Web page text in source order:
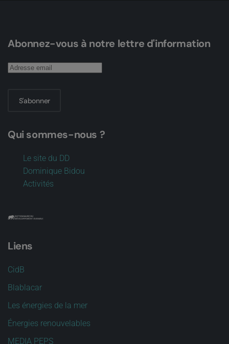
Abonnez-vous à notre lettre d'information
S'abonner
Qui sommes-nous ?
Le site du DD
Dominique Bidou
Activités
Liens
CidB
Blablacar
Les énergies de la mer
Énergies renouvelables
MEDIA PEPS